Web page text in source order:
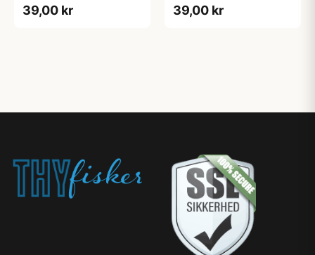
39,00 kr 39,00 kr